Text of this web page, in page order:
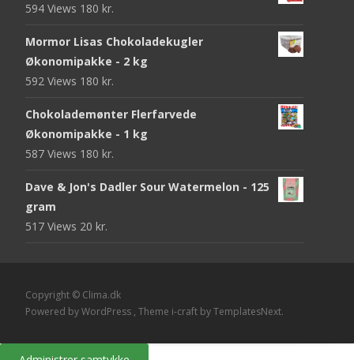
594 Views 180 kr.
Mormor Lisas Chokoladekugler
Økonomipakke - 2 kg
592 Views 180 kr.
Chokolademønter Flerfarvede
Økonomipakke - 1 kg
587 Views 180 kr.
Dave & Jon's Dadler Sour Watermelon - 125
gram
517 Views 20 kr.
Copyright © Clima.dk
Powered by WordPress , Theme i-craft by TemplatesNext.